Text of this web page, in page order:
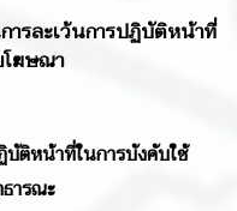
ารละเว้นการปฏิบัติหน้าที่
โฆษณา
บัติหน้าที่ในการบังคับใช้
ารณะ